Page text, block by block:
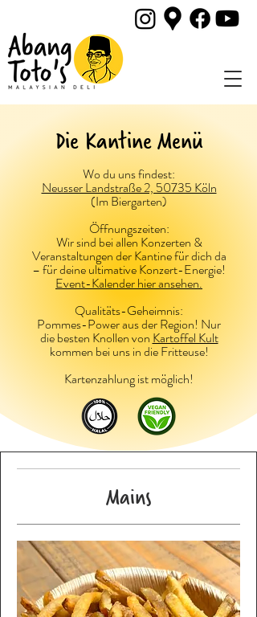
Die Kantine Menü
Wo du uns findest:
Neusser Landstraße 2, 50735 Köln
(Im Biergarten)
Öffnungszeiten:
Wir sind bei allen Konzerten &
Veranstaltungen der Kantine für dich da
– für deine ultimative Konzert-Energie!
Event-Kalender hier ansehen.
Qualitäts-Geheimnis:
Pommes-Power aus der Region! Nur
die besten Knollen von Kartoffel Kult
kommen bei uns in die Fritteuse!
Kartenzahlung ist möglich!
Mains